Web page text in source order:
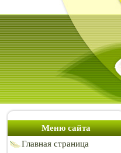
Меню сайта
Главная страница